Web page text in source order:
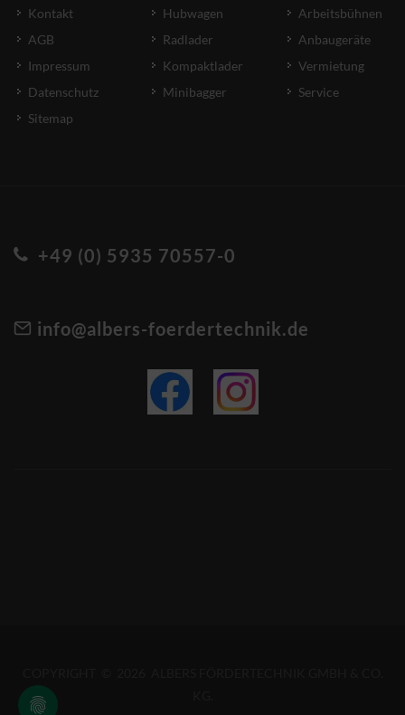
Kontakt
AGB
Impressum
Datenschutz
Sitemap
Hubwagen
Radlader
Kompaktlader
Minibagger
Arbeitsbühnen
Anbaugeräte
Vermietung
Service
+49 (0) 5935 70557-0
info@albers-foerdertechnik.de